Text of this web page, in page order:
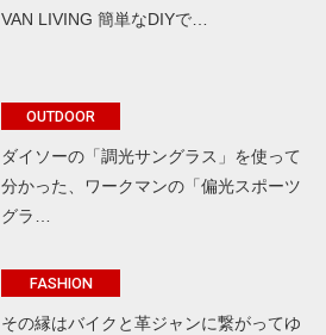
VAN LIVING 簡単なDIYで…
OUTDOOR
ダイソーの「調光サングラス」を使って
分かった、ワークマンの「偏光スポーツ
グラ…
FASHION
その縁はバイクと革ジャンに繋がってゆ